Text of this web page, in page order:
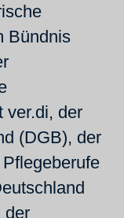
Bündnis
ver.di, der
(DGB), der
der